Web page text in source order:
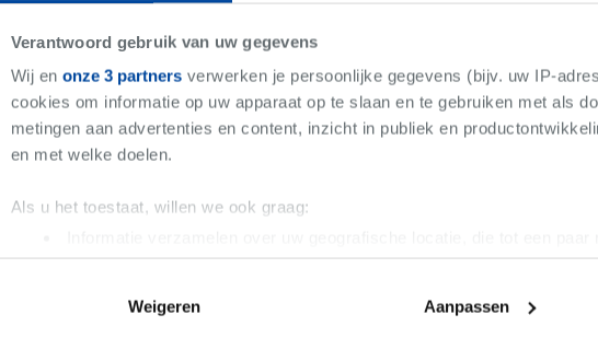
Verantwoord gebruik van uw gegevens
Wij en onze 3 partners verwerken je persoonlijke gegevens (bijv. uw IP-
cookies om informatie op uw apparaat op te slaan en te gebruiken met als
metingen aan advertenties en content, inzicht in publiek en
en met welke doelen.
Als u het toestaat, willen we ook graag:
Uw apparaat identificeren door het actief te scannen op specifieke
toestemming op elk moment wijzigen of intrekken in de Cookieverklaring.
Weigeren Aanpassen
als er
€730 /maand
1 slaapkamer(s) A